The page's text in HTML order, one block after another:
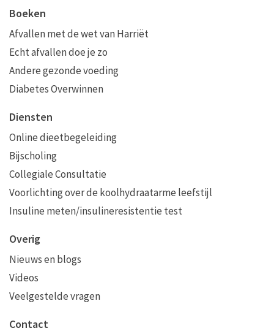
Boeken
Afvallen met de wet van Harriët
Echt afvallen doe je zo
Andere gezonde voeding
Diabetes Overwinnen
Diensten
Online dieetbegeleiding
Bijscholing
Collegiale Consultatie
Voorlichting over de koolhydraatarme leefstijl
Insuline meten/insulineresistentie test
Overig
Nieuws en blogs
Videos
Veelgestelde vragen
Contact